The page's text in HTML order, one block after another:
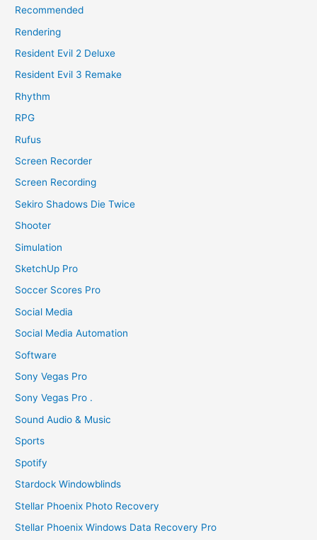
Recommended
Rendering
Resident Evil 2 Deluxe
Resident Evil 3 Remake
Rhythm
RPG
Rufus
Screen Recorder
Screen Recording
Sekiro Shadows Die Twice
Shooter
Simulation
SketchUp Pro
Soccer Scores Pro
Social Media
Social Media Automation
Software
Sony Vegas Pro
Sony Vegas Pro .
Sound Audio & Music
Sports
Spotify
Stardock Windowblinds
Stellar Phoenix Photo Recovery
Stellar Phoenix Windows Data Recovery Pro